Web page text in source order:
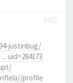
#402
justinbug/
uid=284173
profile